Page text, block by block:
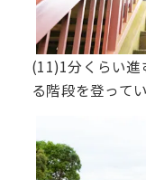
(11)1分くらい進
る階段を登っ